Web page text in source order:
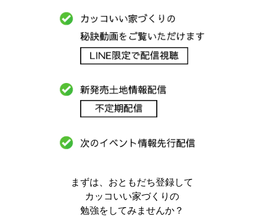
まずは、おともだち登録して
カッコいい家づくりの
勉強をしてみませんか？